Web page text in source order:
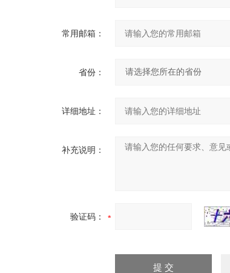
常用邮箱：
省份：
详细地址：
补充说明：
验证码：